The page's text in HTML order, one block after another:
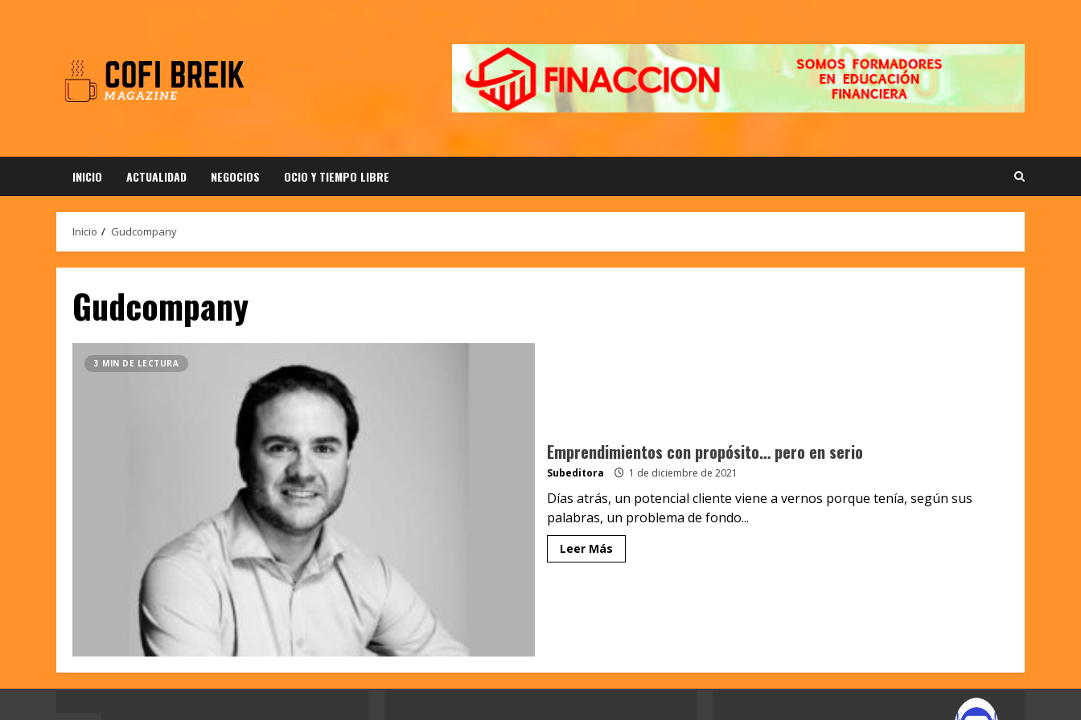
INICIO ACTUALIDAD NEGOCIOS OCIO Y TIEMPO LIBRE
Inicio Gudcompany
Gudcompany
3 MIN DE LECTURA
Emprendimientos con propósito… pero en serio
Subeditora 1 de diciembre de 2021
Días atrás, un potencial cliente viene a vernos porque tenía, según sus
palabras, un problema de fondo...
Leer Más